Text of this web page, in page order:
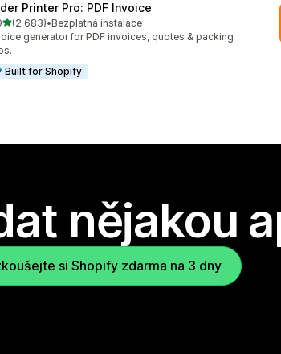
Printer Pro: PDF Invoice
z 5 hvězd
(2 683)počet recenzí: 2683
•Bezplatná instalace
generator for PDF invoices, quotes & packing
Built for Shopify
nějakou
si Shopify zdarma na 3 dny